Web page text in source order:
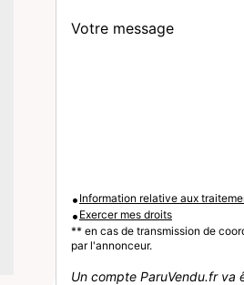
Votre message
• Information relative aux
• Exercer mes droits
** en cas de transmission de
par l'annonceur.
Un compte ParuVendu.fr va